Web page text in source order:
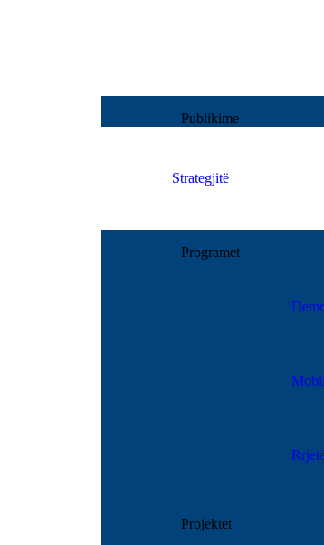
Publikime
Strategjitë
Programet
Projektet